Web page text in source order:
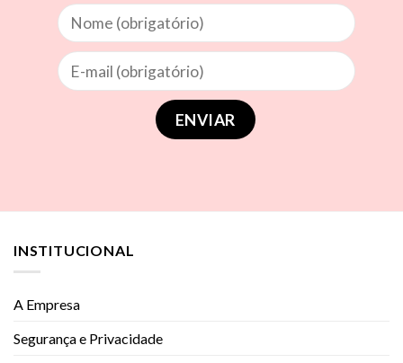
INSTITUCIONAL
A Empresa
Segurança e Privacidade